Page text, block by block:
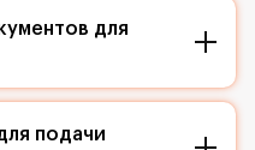
для
подачи